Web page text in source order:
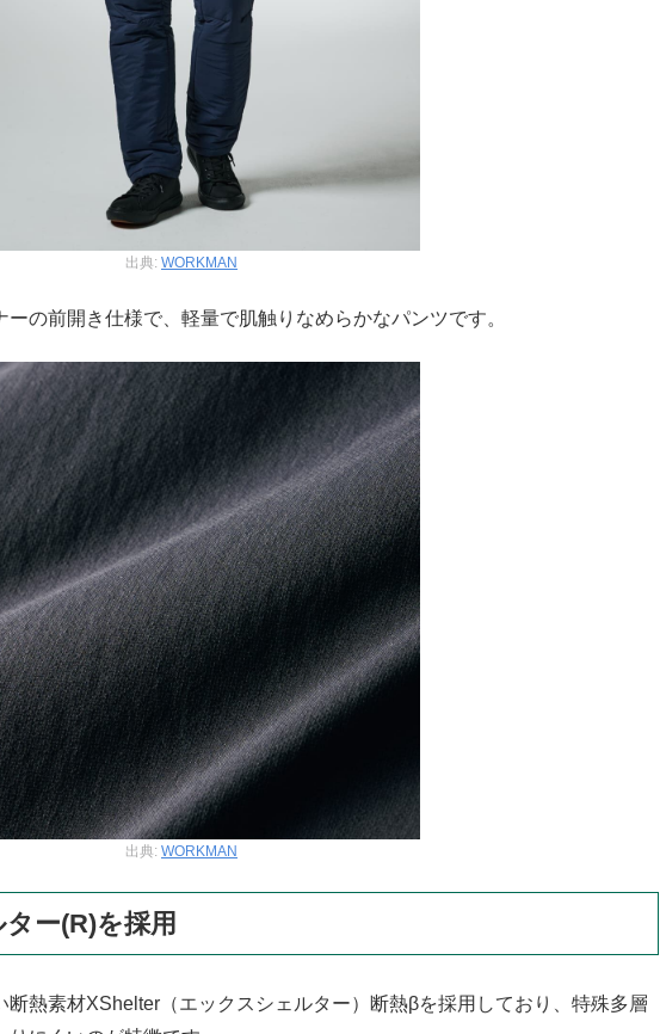
出典: WORKMAN
の前開き仕様で、軽量で肌触りなめらかなパンツです。
出典: WORKMAN
ー(R)を採用
熱素材XShelter（エックスシェルター）断熱βを採用しており、特殊多層